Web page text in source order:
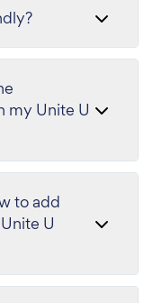
my Unite U
to add
U